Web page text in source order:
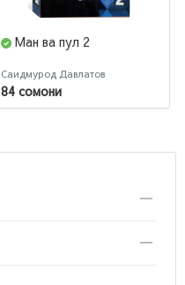
Ман ва пул 2
Саидмурод Давлатов
84 сомони